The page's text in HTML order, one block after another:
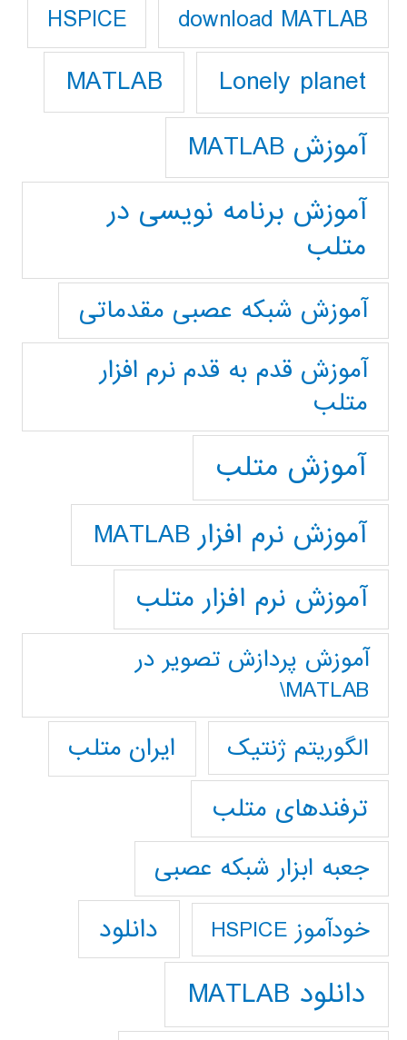
download MATLAB
HSPICE
Lonely planet
MATLAB
آموزش MATLAB
آموزش برنامه نویسی در
متلب
آموزش شبکه عصبی مقدماتی
آموزش قدم به قدم نرم افزار
متلب
آموزش متلب
آموزش نرم افزار MATLAB
آموزش نرم افزار متلب
آموزش پردازش تصوير در
MATLAB\
الگوریتم ژنتیک
ایران متلب
ترفندهای متلب
جعبه ابزار شبکه عصبی
خودآموز HSPICE دانلود
دانلود MATLAB